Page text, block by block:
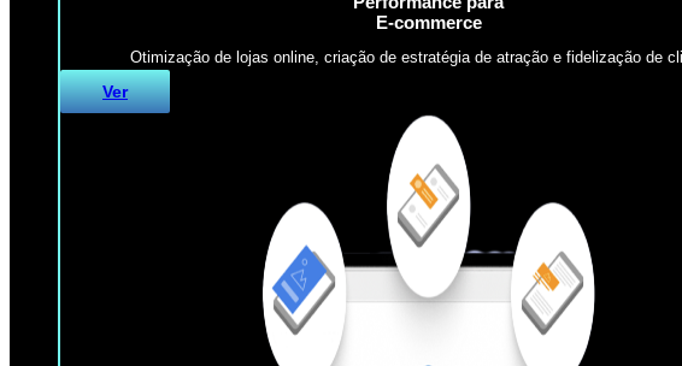
E-commerce
Otimização de lojas online, criação de estratégia de atração e fidelização de
Ver